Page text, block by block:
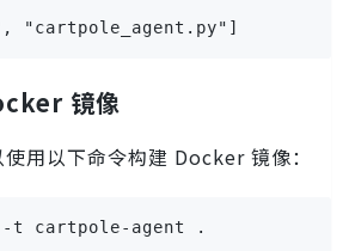
"cartpole_agent.py"]
镜像
用以下命令构建 Docker 镜像：
t cartpole-agent .